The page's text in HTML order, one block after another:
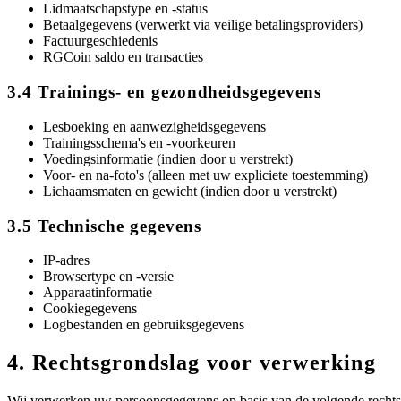
Lidmaatschapstype en -status
Betaalgegevens (verwerkt via veilige betalingsproviders)
Factuurgeschiedenis
RGCoin saldo en transacties
3.4 Trainings- en gezondheidsgegevens
Lesboeking en aanwezigheidsgegevens
Trainingsschema's en -voorkeuren
Voedingsinformatie (indien door u verstrekt)
Voor- en na-foto's (alleen met uw expliciete toestemming)
Lichaamsmaten en gewicht (indien door u verstrekt)
3.5 Technische gegevens
IP-adres
Browsertype en -versie
Apparaatinformatie
Cookiegegevens
Logbestanden en gebruiksgegevens
4. Rechtsgrondslag voor verwerking